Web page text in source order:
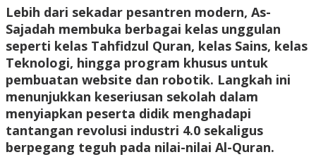
Lebih dari sekadar pesantren modern, As-
Sajadah membuka berbagai kelas unggulan
seperti kelas Tahfidzul Quran, kelas Sains, kelas
Teknologi, hingga program khusus untuk
pembuatan website dan robotik. Langkah ini
menunjukkan keseriusan sekolah dalam
menyiapkan peserta didik menghadapi
tantangan revolusi industri 4.0 sekaligus
berpegang teguh pada nilai-nilai Al-Quran.